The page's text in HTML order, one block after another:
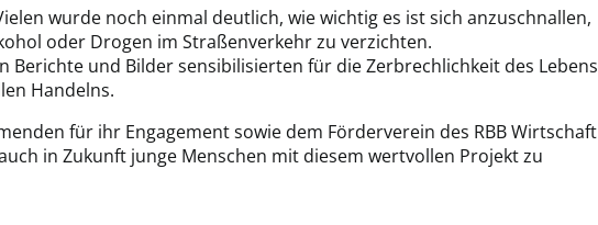
wurde noch einmal deutlich, wie wichtig es ist sich anzuschnallen,
oder Drogen im Straßenverkehr zu verzichten.
Berichte und Bilder sensibilisierten für die Zerbrechlichkeit des Lebens
Handelns.
für ihr Engagement sowie dem Förderverein des RBB Wirtschaft
in Zukunft junge Menschen mit diesem wertvollen Projekt zu